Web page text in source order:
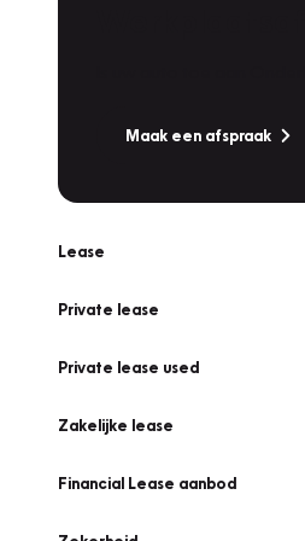
Maak een afspraak
Lease
Private lease
Private lease used
Zakelijke lease
Financial Lease aanbod